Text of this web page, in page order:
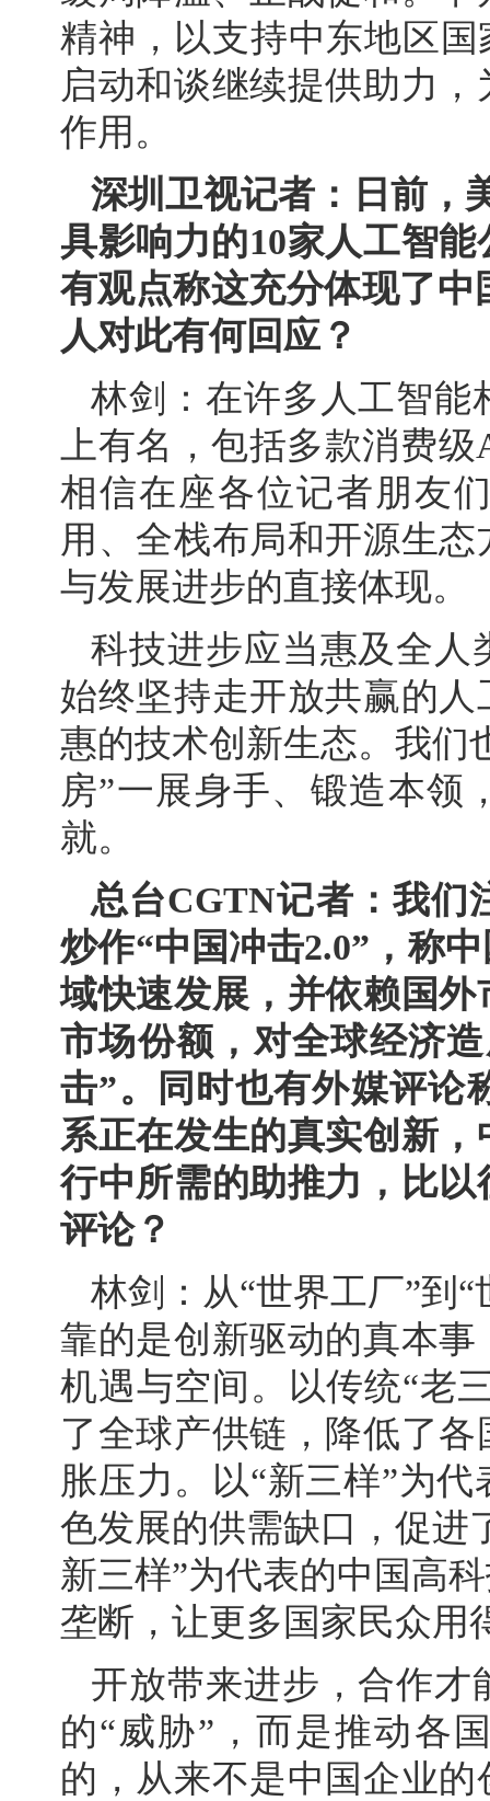
精神，以支持中东地区
启动和谈继续提供助力
作用。
深圳卫视记者：日前，
具影响力的10家人工智
有观点称这充分体现了
人对此有何回应？
林剑：在许多人工智能
上有名，包括多款消费
相信在座各位记者朋友
用、全栈布局和开源生
与发展进步的直接体现。
科技进步应当惠及全人
始终坚持走开放共赢的
惠的技术创新生态。我们
房”一展身手、锻造本领
就。
总台CGTN记者：我们
炒作“中国冲击2.0”，称
域快速发展，并依赖国
市场份额，对全球经济
击”。同时也有外媒评论
系正在发生的真实创新
行中所需的助推力，比
评论？
林剑：从“世界工厂”到
靠的是创新驱动的真本
机遇与空间。以传统“老
了全球产供链，降低了
胀压力。以“新三样”为
色发展的供需缺口，促进
新三样”为代表的中国高
垄断，让更多国家民众用
开放带来进步，合作才
的“威胁”，而是推动各
的，从来不是中国企业